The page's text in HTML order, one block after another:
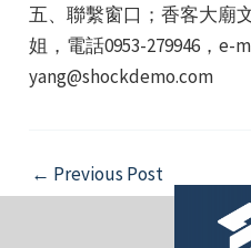
五、聯繫窗口；香客大廟
姐，電話0953-279946，e-
yang@shockdemo.com
Post
navigation
← Previous Post